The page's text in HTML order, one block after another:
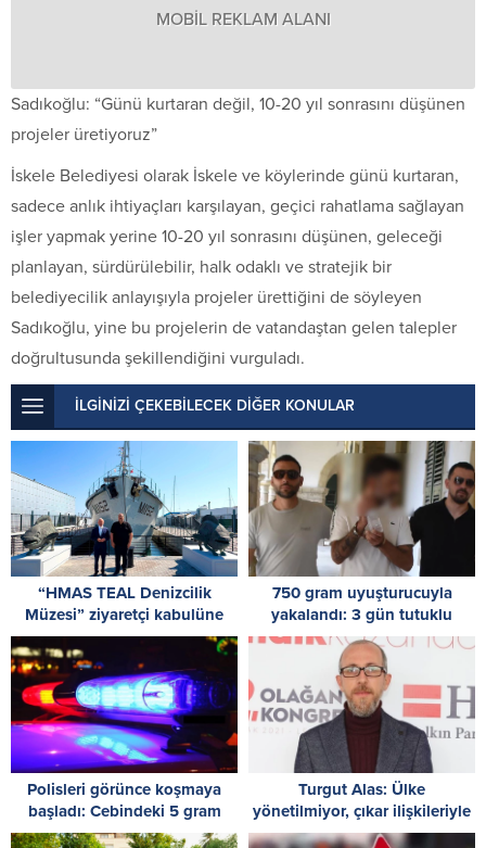
MOBİL REKLAM ALANI
Sadıkoğlu: “Günü kurtaran değil, 10-20 yıl sonrasını düşünen
projeler üretiyoruz”
İskele Belediyesi olarak İskele ve köylerinde günü kurtaran,
sadece anlık ihtiyaçları karşılayan, geçici rahatlama sağlayan
işler yapmak yerine 10-20 yıl sonrasını düşünen, geleceği
planlayan, sürdürülebilir, halk odaklı ve stratejik bir
belediyecilik anlayışıyla projeler ürettiğini de söyleyen
Sadıkoğlu, yine bu projelerin de vatandaştan gelen talepler
doğrultusunda şekillendiğini vurguladı.
İLGİNİZİ ÇEKEBİLECEK DİĞER KONULAR
“HMAS TEAL Denizcilik
Müzesi” ziyaretçi kabulüne
başladı
750 gram uyuşturucuyla
yakalandı: 3 gün tutuklu
kalacak
Polisleri görünce koşmaya
başladı: Cebindeki 5 gram
uyuşturucuyu yere attı
Turgut Alas: Ülke
yönetilmiyor, çıkar ilişkileriyle
tüketiliyor!